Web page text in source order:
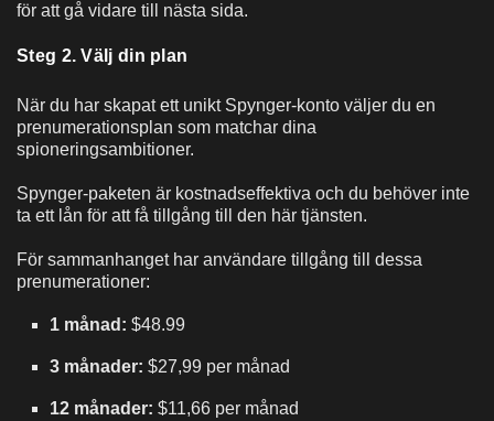
för att gå vidare till nästa sida.
Steg 2. Välj din plan
När du har skapat ett unikt Spynger-konto väljer du en
prenumerationsplan som matchar dina
spioneringsambitioner.
Spynger-paketen är kostnadseffektiva och du behöver inte
ta ett lån för att få tillgång till den här tjänsten.
För sammanhanget har användare tillgång till dessa
prenumerationer:
1 månad: $48.99
3 månader: $27,99 per månad
12 månader: $11,66 per månad